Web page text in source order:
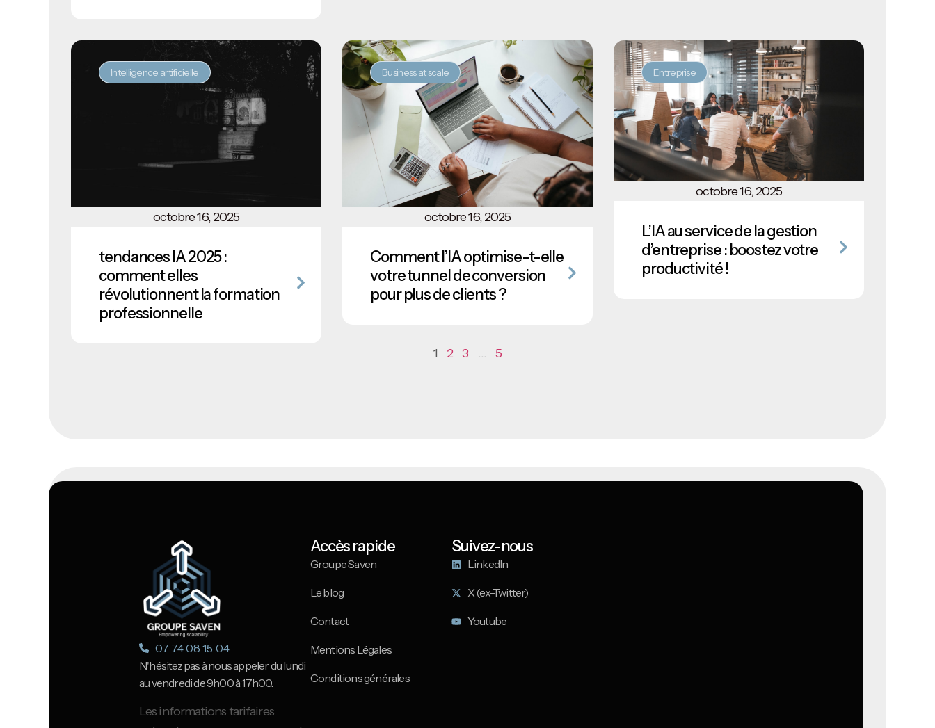
Intelligence artificielle
octobre 16, 2025
tendances IA 2025 :
comment elles
révolutionnent la formation
professionnelle
Business at scale
octobre 16, 2025
Comment l’IA optimise-t-elle
votre tunnel de conversion
pour plus de clients ?
Entreprise
octobre 16, 2025
L’IA au service de la gestion
d’entreprise : boostez votre
productivité !
1 2 3 … 5
07 74 08 15 04
N'hésitez pas à nous appeler du lundi
au vendredi de 9h00 à 17h00.
Les informations tarifaires
Accès rapide
Groupe Saven
Le blog
Contact
Mentions Légales
Conditions générales
Suivez-nous
LinkedIn
X (ex-Twitter)
Youtube